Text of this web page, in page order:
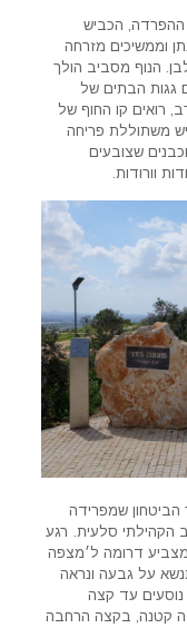
הכביש
וממשיכים מזרחה
הנוף מסביב הולך
גגות הבתים של
רואים קו החוף של
משתוללת פריחה
שצובעים
וורודות.
הביטחון שמפרידה
הקהילתי סלעית. רגע
דרומה ל׳מצפה
על גבעה ונראה
עד קצה
קטנה, בקצה הרחבה